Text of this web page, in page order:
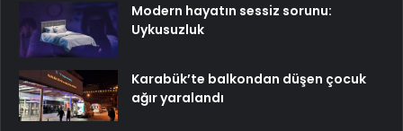
Modern hayatın sessiz sorunu:
Uykusuzluk
Karabük’te balkondan düşen çocuk
ağır yaralandı